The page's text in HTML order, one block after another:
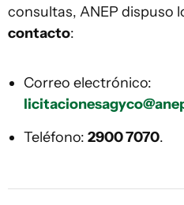
consultas, ANEP dispuso
contacto:
Correo electrónico:
Teléfono: 2900 7070.